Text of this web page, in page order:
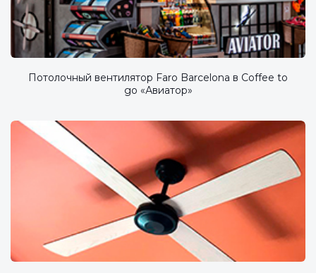
Потолочный вентилятор Faro Barcelona в Coffee to
go «Авиатор»